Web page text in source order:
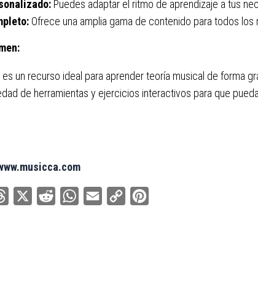
Puedes adaptar el ritmo de aprendizaje a tus
Ofrece una amplia gama de contenido para todos los
un recurso ideal para aprender teoría musical de forma
de herramientas y ejercicios interactivos para que
Threads Reddit WhatsApp
Email
Copy